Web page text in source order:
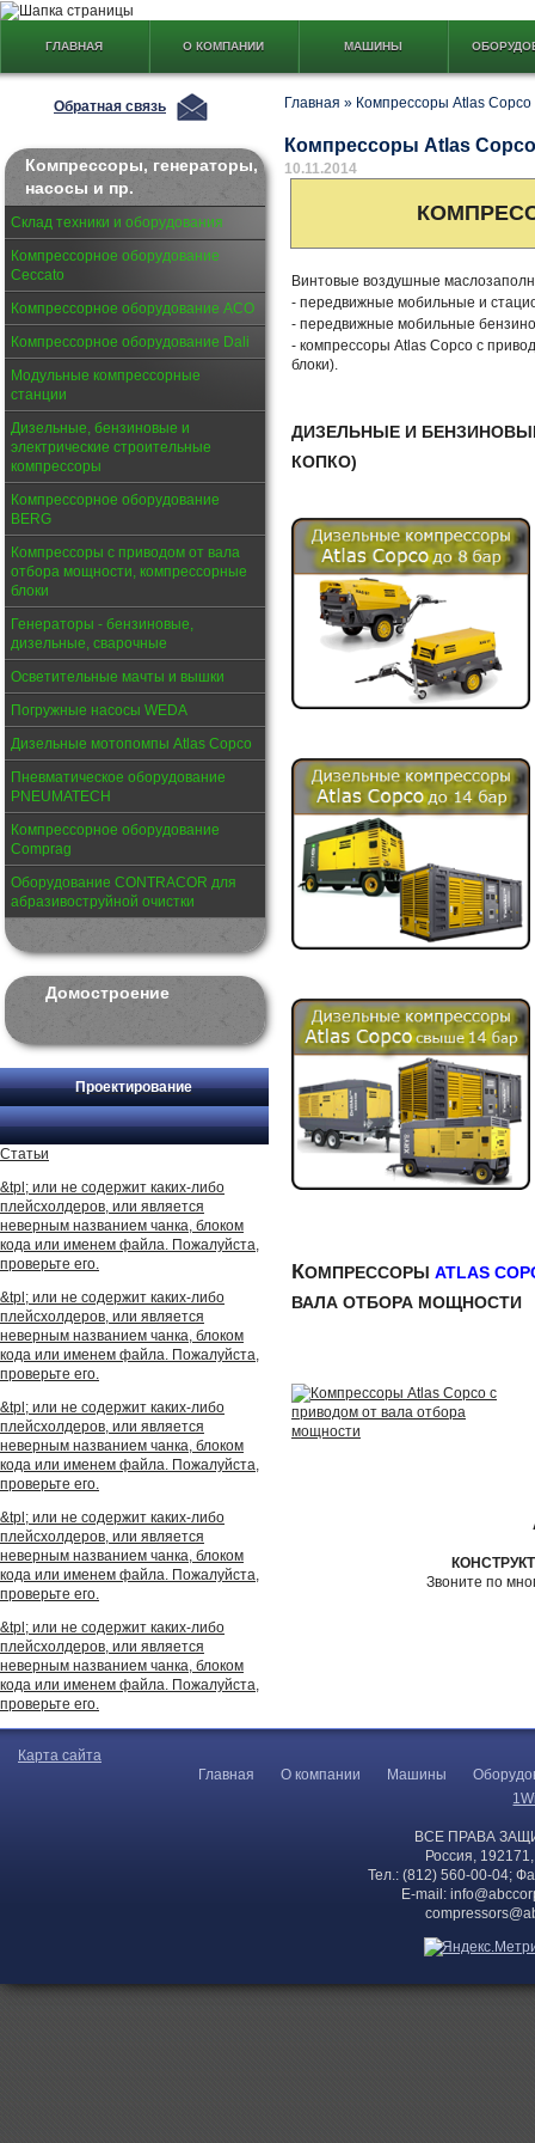
ГЛАВНАЯ О КОМПАНИИ МАШИНЫ
Обратная связь
Компрессоры, генераторы,
насосы и пр.
Склад техники и оборудования
Компрессорное оборудование
Ceccato
Компрессорное оборудование АСО
Компрессорное оборудование Dali
Модульные компрессорные
станции
Дизельные, бензиновые и
электрические строительные
компрессоры
Компрессорное оборудование
BERG
Компрессоры с приводом от вала
отбора мощности, компрессорные
блоки
Генераторы - бензиновые,
дизельные, сварочные
Осветительные мачты и вышки
Погружные насосы WEDA
Дизельные мотопомпы Atlas Copco
Пневматическое оборудование
PNEUMATECH
Компрессорное оборудование
Comprag
Оборудование CONTRACOR для
абразивоструйной очистки
Домостроение
Проектирование
Статьи
&tpl; или не содержит каких-либо
плейсхолдеров, или является
неверным названием чанка, блоком
кода или именем файла. Пожалуйста,
проверьте его.
&tpl; или не содержит каких-либо
плейсхолдеров, или является
неверным названием чанка, блоком
кода или именем файла. Пожалуйста,
проверьте его.
&tpl; или не содержит каких-либо
плейсхолдеров, или является
неверным названием чанка, блоком
кода или именем файла. Пожалуйста,
проверьте его.
&tpl; или не содержит каких-либо
плейсхолдеров, или является
неверным названием чанка, блоком
кода или именем файла. Пожалуйста,
проверьте его.
&tpl; или не содержит каких-либо
плейсхолдеров, или является
неверным названием чанка, блоком
кода или именем файла. Пожалуйста,
проверьте его.
Главная » Компрессоры Atlas Copco
Компрессоры Atlas
10.11.2014
Винтовые воздушные
- передвижные мобильные и
- передвижные мобильные
- компрессоры Atlas Copco с
блоки).
ДИЗЕЛЬНЫЕ И
КОПКО)
КОМПРЕССОРЫ ATLAS
ВАЛА ОТБОРА МОЩНОСТИ
Звоните по
Карта сайта
Главная
О компании Машины
ВСЕ ПРАВА
Россия,
Тел.: (812) 560-00-04;
E-mail: